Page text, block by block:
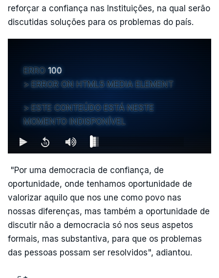
reforçar a confiança nas Instituições, na qual serão
discutidas soluções para os problemas do país.
ERRO 100
ERROR ON HTML5 MEDIA ELEMENT
ESTE CONTEÚDO ESTÁ NESTE
MOMENTO INDISPONÍVEL
"Por uma democracia de confiança, de
oportunidade, onde tenhamos oportunidade de
valorizar aquilo que nos une como povo nas
nossas diferenças, mas também a oportunidade de
discutir não a democracia só nos seus aspetos
formais, mas substantiva, para que os problemas
das pessoas possam ser resolvidos", adiantou.